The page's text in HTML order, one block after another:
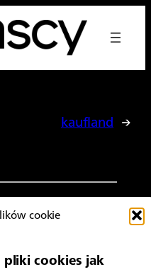
cookie
cookies jak
kaufland →